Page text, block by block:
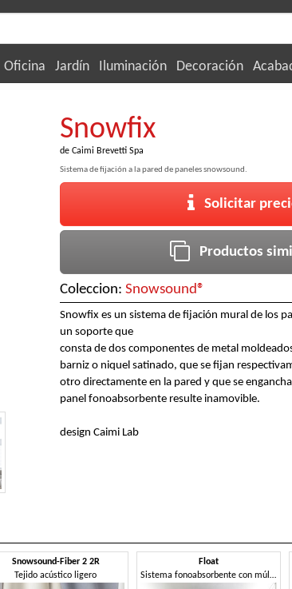
Oficina Jardín Iluminación Decoración
Snowfix
de Caimi Brevetti Spa
Sistema de fijación a la pared de paneles snowsound.
Solicitar
Productos
Coleccion: Snowsound®
Snowfix es un sistema de fijación mural de los
un soporte que
consta de dos componentes de metal
barniz o niquel satinado, que se fijan
otro directamente en la pared y que se
panel fonoabsorbente resulte inamovible.
design Caimi Lab
Snowsound-Fiber 2 2R
Tejido acústico ligero
Float
Sistema fonoabsorbente con múltiples posibilidades de configuración